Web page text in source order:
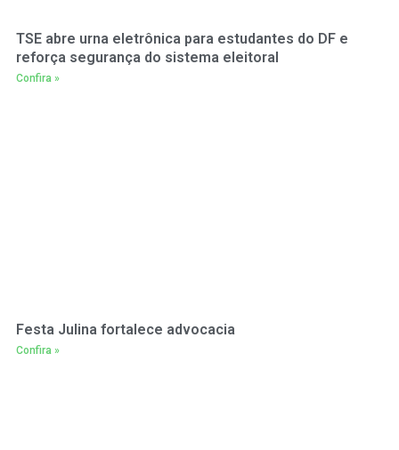
TSE abre urna eletrônica para estudantes do DF e
reforça segurança do sistema eleitoral
Confira »
Festa Julina fortalece advocacia
Confira »